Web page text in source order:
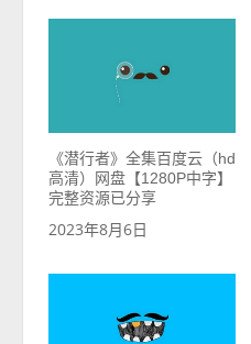
《潜行者》全集百度云（hd
高清）网盘【1280P中字】
完整资源已分享
2023年8月6日